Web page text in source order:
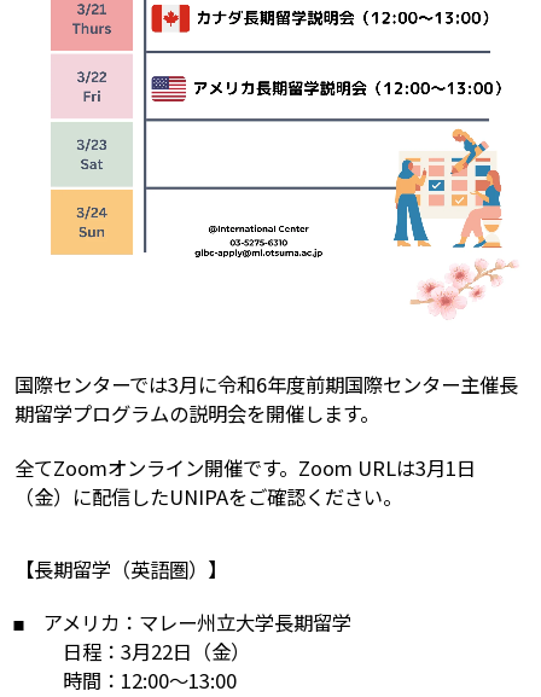
国際センターでは3月に令和6年度前期国際センター主催長
期留学プログラムの説明会を開催します。
全てZoomオンライン開催です。Zoom URLは3月1日
（金）に配信したUNIPAをご確認ください。
【長期留学（英語圏）】
アメリカ：マレー州立大学長期留学
日程：3月22日（金）
時間：12:00～13:00